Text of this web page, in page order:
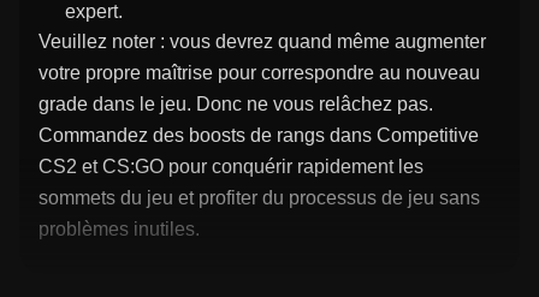
expert.
Veuillez noter : vous devrez quand même augmenter
votre propre maîtrise pour correspondre au nouveau
grade dans le jeu. Donc ne vous relâchez pas.
Commandez des boosts de rangs dans Competitive
CS2 et CS:GO pour conquérir rapidement les
sommets du jeu et profiter du processus de jeu sans
problèmes inutiles.